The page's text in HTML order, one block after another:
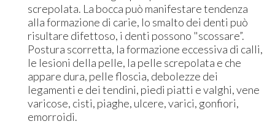
screpolata. La bocca può manifestare tendenza
alla formazione di carie, lo smalto dei denti può
risultare difettoso, i denti possono "scossare”.
Postura scorretta, la formazione eccessiva di calli,
le lesioni della pelle, la pelle screpolata e che
appare dura, pelle floscia, debolezze dei
legamenti e dei tendini, piedi piatti e valghi, vene
varicose, cisti, piaghe, ulcere, varici, gonfiori,
emorroidi.